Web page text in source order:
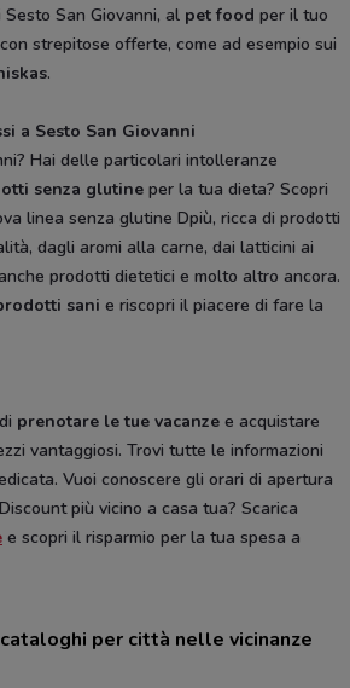
San Giovanni, al pet food per il tuo
strepitose offerte, come ad esempio sui
.
a Sesto San Giovanni
Hai delle particolari intolleranze
senza glutine per la tua dieta? Scopri
linea senza glutine Dpiù, ricca di prodotti
dagli aromi alla carne, dai latticini ai
prodotti dietetici e molto altro ancora.
sani e riscopri il piacere di fare la
prenotare le tue vacanze e acquistare
vantaggiosi. Trovi tutte le informazioni
Vuoi conoscere gli orari di apertura
più vicino a casa tua? Scarica
e scopri il risparmio per la tua spesa a
per città nelle vicinanze